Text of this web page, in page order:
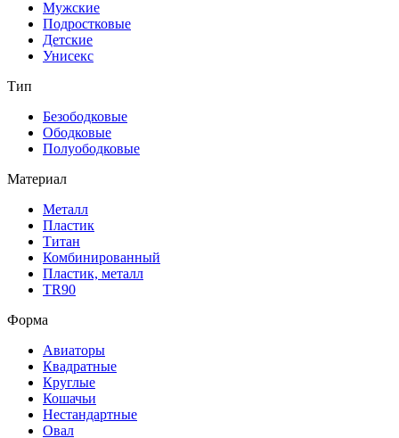
Мужские
Подростковые
Детские
Унисекс
Тип
Безободковые
Ободковые
Полуободковые
Материал
Металл
Пластик
Титан
Комбинированный
Пластик, металл
TR90
Форма
Авиаторы
Квадратные
Круглые
Кошачьи
Нестандартные
Овал